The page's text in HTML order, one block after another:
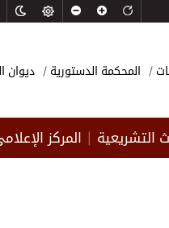
المحكمة الدستورية ديوان
التشريعية المركز